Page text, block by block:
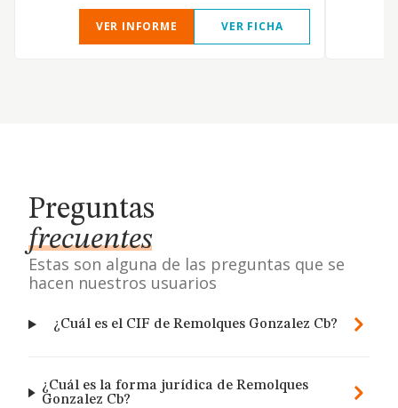
VER INFORME VER FICHA
Preguntas
frecuentes
Estas son alguna de las preguntas que se
hacen nuestros usuarios
¿Cuál es el CIF de Remolques Gonzalez Cb?
¿Cuál es la forma jurídica de Remolques
Gonzalez Cb?